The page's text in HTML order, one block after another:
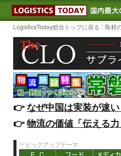
LogisticsToday総合トップに戻る 取材
👉️なぜ中国は実装が速
👉️物流の価値「伝える
ピックアップテーマ